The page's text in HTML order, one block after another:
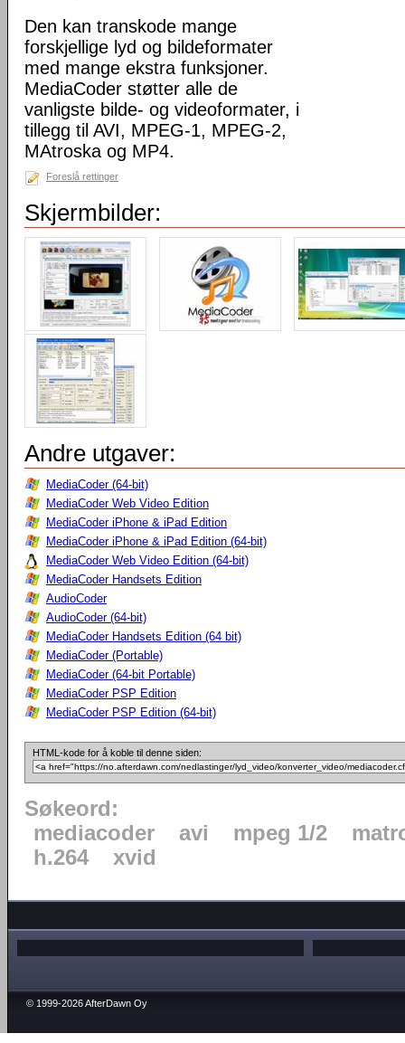
Den kan transkode mange
forskjellige lyd og bildeformater
med mange ekstra funksjoner.
MediaCoder støtter alle de
vanligste bilde- og videoformater, i
tillegg til AVI, MPEG-1, MPEG-2,
MAtroska og MP4.
Foreslå rettinger
Skjermbilder:
Andre utgaver:
MediaCoder (64-bit)
MediaCoder Web Video Edition
MediaCoder iPhone & iPad Edition
MediaCoder iPhone & iPad Edition (64-bit)
MediaCoder Web Video Edition (64-bit)
MediaCoder Handsets Edition
AudioCoder
AudioCoder (64-bit)
MediaCoder Handsets Edition (64 bit)
MediaCoder (Portable)
MediaCoder (64-bit Portable)
MediaCoder PSP Edition
MediaCoder PSP Edition (64-bit)
HTML-kode for å koble til denne siden:
Søkeord:
mediacoder
avi mpeg 1/2
h.264
xvid
© 1999-2026 AfterDawn Oy